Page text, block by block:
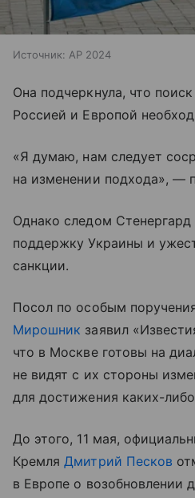
Источник: AP 2024
Она подчеркнула, что
Россией и Европой
«Я думаю, нам следует
на изменении подхода», —
Однако следом
поддержку Украины и
санкции.
Посол по особым
Мирошник заявил
что в Москве готовы на
не видят с их стороны
для достижения каких-
До этого, 11 мая,
Кремля Дмитрий Песков
в Европе о возобновлении